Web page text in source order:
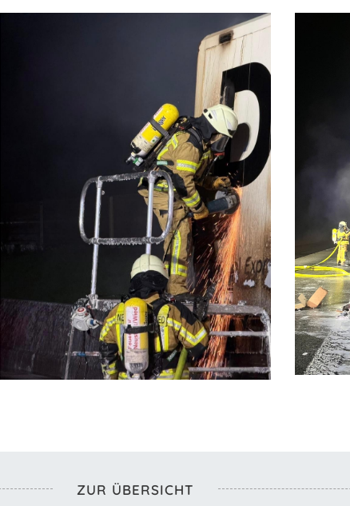
ZUR ÜBERSICHT